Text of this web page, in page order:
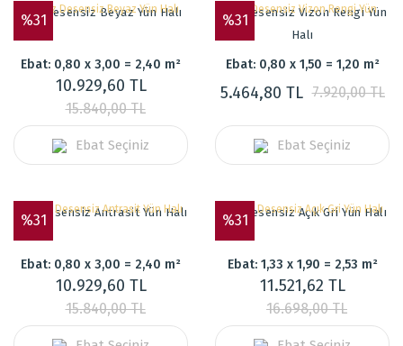
%31
Düz Desensiz Beyaz Yün Halı
Ebat: 0,80 x 3,00 = 2,40 m²
10.929,60 TL
15.840,00 TL
Ebat Seçiniz
%31
Düz Desensiz Vizon Rengi Yün
Halı
Ebat: 0,80 x 1,50 = 1,20 m²
5.464,80 TL 7.920,00 TL
Ebat Seçiniz
%31
Düz Desensiz Antrasit Yün Halı
Ebat: 0,80 x 3,00 = 2,40 m²
10.929,60 TL
15.840,00 TL
%31
Düz Desensiz Açık Gri Yün Halı
Ebat: 1,33 x 1,90 = 2,53 m²
11.521,62 TL
16.698,00 TL